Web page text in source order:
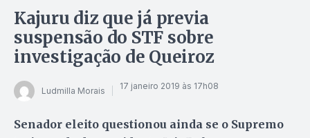
Kajuru diz que já previa
suspensão do STF sobre
investigação de Queiroz
Ludmilla Morais 17 janeiro 2019 às 17h08
Senador eleito questionou ainda se o Supremo